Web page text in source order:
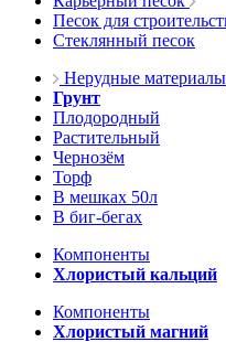
Песок для
Стеклянный песок
Нерудные материалы
Грунт
Плодородный
Растительный
Чернозём
Торф
В мешках 50л
В биг-бегах
Компоненты
Хлористый кальций
Компоненты
Хлористый магний